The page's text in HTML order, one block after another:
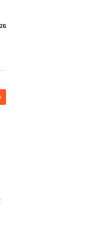
Patra Niaga, PLN
Power UP